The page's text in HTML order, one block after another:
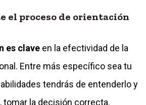
el proceso de orientación
es clave en la efectividad de la
Entre más específico sea tu
tendrás de entenderlo y
tomar la decisión correcta.